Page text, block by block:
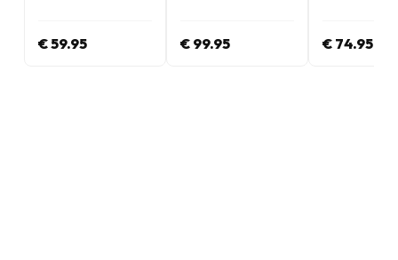
€ 59.95 € 99.95 € 74.95